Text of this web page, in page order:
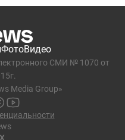
ФотоВидео
СМИ № 1070 от
Media Group»